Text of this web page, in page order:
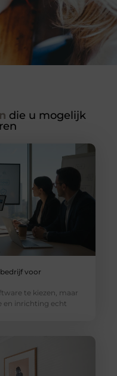
die u mogelijk
voor
te kiezen, maar
en inrichting echt